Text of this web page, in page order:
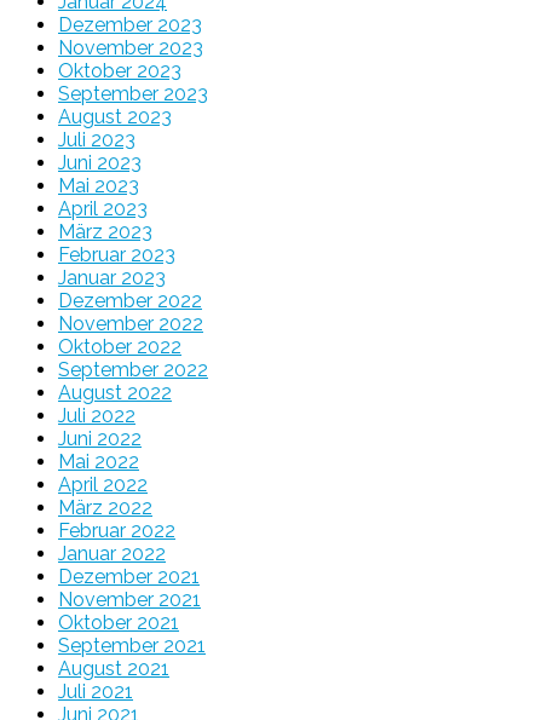
Dezember 2023
November 2023
Oktober 2023
September 2023
August 2023
Juli 2023
Juni 2023
Mai 2023
April 2023
März 2023
Februar 2023
Januar 2023
Dezember 2022
November 2022
Oktober 2022
September 2022
August 2022
Juli 2022
Juni 2022
Mai 2022
April 2022
März 2022
Februar 2022
Januar 2022
Dezember 2021
November 2021
Oktober 2021
September 2021
August 2021
Juli 2021
Juni 2021